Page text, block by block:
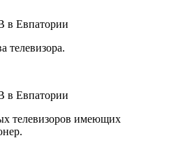
телевизора.
телевизоров имеющих